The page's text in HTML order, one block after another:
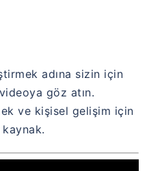
adına sizin için
göz atın.
ve kişisel gelişim için